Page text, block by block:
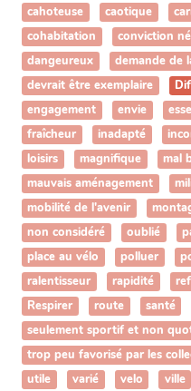
cahoteuse
caotique
cohabitation
conviction
dangeureux
demande de
devrait être exemplaire
engagement
envie
fraîcheur
inadapté
loisirs
magnifique mal
mauvais aménagement
mobilité de l'avenir
non considéré
oublié
place au vélo
polluer
ralentisseur
rapidité
Respirer
route santé
seulement sportif et non
trop peu favorisé par les
utile
varié velo ville